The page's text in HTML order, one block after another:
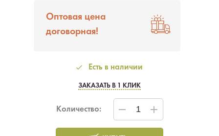
Оптовая цена
договорная!
Есть в наличии
ЗАКАЗАТЬ В 1 КЛИК
Количество: